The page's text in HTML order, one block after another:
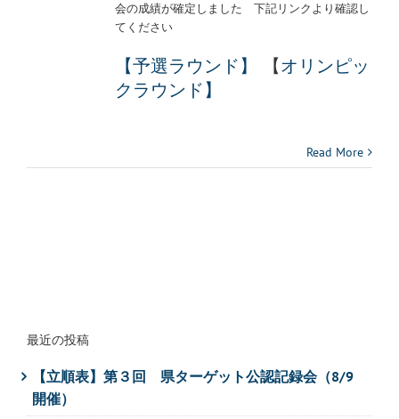
会の成績が確定しました 下記リンクより確認し
てください
【予選ラウンド】 【オリンピッ
クラウンド】
Read More
最近の投稿
【立順表】第３回 県ターゲット公認記録会（8/9
開催）